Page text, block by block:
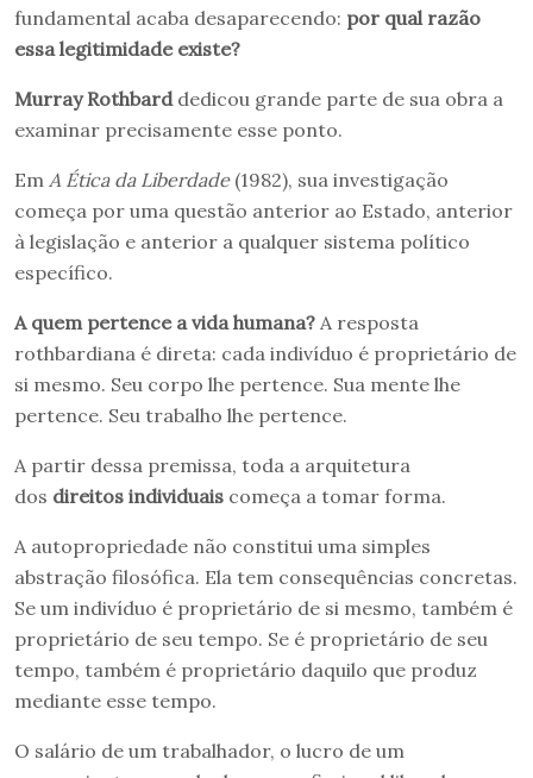
fundamental acaba desaparecendo: por qual razão
essa legitimidade existe?
Murray Rothbard dedicou grande parte de sua obra a
examinar precisamente esse ponto.
Em A Ética da Liberdade (1982), sua investigação
começa por uma questão anterior ao Estado, anterior
à legislação e anterior a qualquer sistema político
específico.
A quem pertence a vida humana? A resposta
rothbardiana é direta: cada indivíduo é proprietário de
si mesmo. Seu corpo lhe pertence. Sua mente lhe
pertence. Seu trabalho lhe pertence.
A partir dessa premissa, toda a arquitetura
dos direitos individuais começa a tomar forma.
A autopropriedade não constitui uma simples
abstração filosófica. Ela tem consequências concretas.
Se um indivíduo é proprietário de si mesmo, também é
proprietário de seu tempo. Se é proprietário de seu
tempo, também é proprietário daquilo que produz
mediante esse tempo.
O salário de um trabalhador, o lucro de um